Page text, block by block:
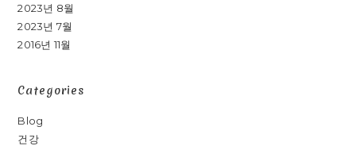
2023년 8월
2023년 7월
2016년 11월
Categories
Blog
건강